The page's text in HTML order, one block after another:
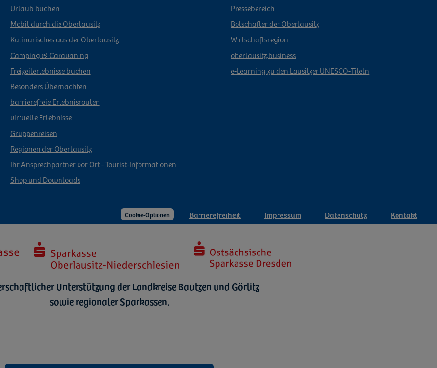
Urlaub buchen
Mobil durch die Oberlausitz
Kulinarisches aus der Oberlausitz
Camping & Caravaning
Freizeiterlebnisse buchen
Besonders Übernachten
barrierefreie Erlebnisrouten
virtuelle Erlebnisse
Gruppenreisen
Regionen der Oberlausitz
Ihr Ansprechpartner vor Ort - Tourist-Informationen
Shop und Downloads
Pressebereich
Botschafter der Oberlausitz
Wirtschaftsregion
oberlausitz.business
e-Learning zu den Lausitzer UNESCO-Titeln
Cookie-Optionen Barrierefreiheit Impressum Datenschutz Kontakt
Unterstützung der Landkreise Bautzen und Görlitz
sowie regionaler Sparkassen.